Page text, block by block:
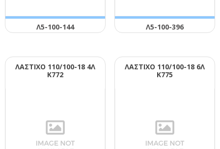
Λ5-100-144 Λ5-100-396
ΛΑΣΤΙΧΟ 110/100-18 4Λ
Κ772
ΛΑΣΤΙΧΟ 110/100-18 6Λ
Κ775